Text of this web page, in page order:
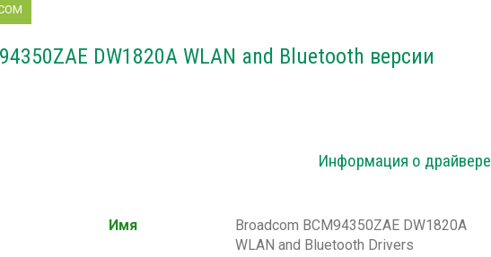
DW1820A WLAN and Bluetooth версии
Информация о драйвере
Имя
Broadcom BCM94350ZAE DW1820A
WLAN and Bluetooth Drivers